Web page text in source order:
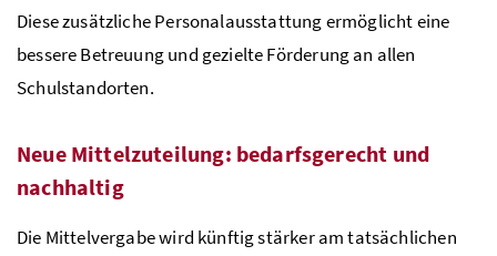
Diese zusätzliche Personalausstattung ermöglicht eine
bessere Betreuung und gezielte Förderung an allen
Schulstandorten.
Neue Mittelzuteilung: bedarfsgerecht und
nachhaltig
Die Mittelvergabe wird künftig stärker am tatsächlichen